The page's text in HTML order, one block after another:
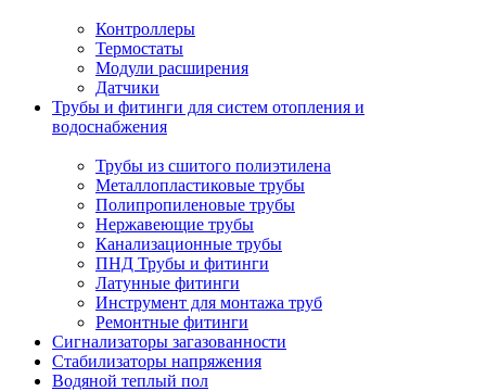
Контроллеры
Термостаты
Модули расширения
Датчики
Трубы и фитинги для систем отопления и
водоснабжения
Трубы из сшитого полиэтилена
Металлопластиковые трубы
Полипропиленовые трубы
Нержавеющие трубы
Канализационные трубы
ПНД Трубы и фитинги
Латунные фитинги
Инструмент для монтажа труб
Ремонтные фитинги
Сигнализаторы загазованности
Стабилизаторы напряжения
Водяной теплый пол